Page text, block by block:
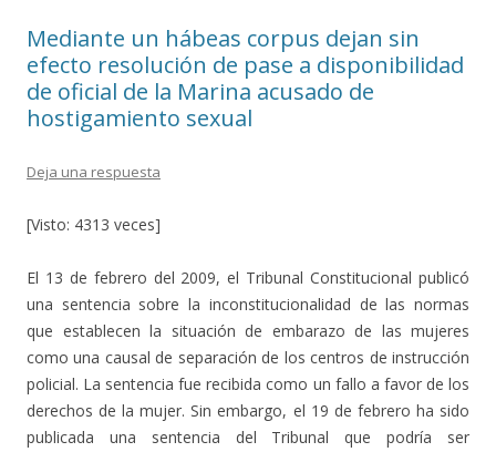
k r
Mediante un hábeas corpus dejan sin
efecto resolución de pase a disponibilidad
de oficial de la Marina acusado de
hostigamiento sexual
Deja una respuesta
[Visto: 4313 veces]
El 13 de febrero del 2009, el Tribunal Constitucional publicó
una sentencia sobre la inconstitucionalidad de las normas
que establecen la situación de embarazo de las mujeres
como una causal de separación de los centros de instrucción
policial. La sentencia fue recibida como un fallo a favor de los
derechos de la mujer. Sin embargo, el 19 de febrero ha sido
publicada una sentencia del Tribunal que podría ser